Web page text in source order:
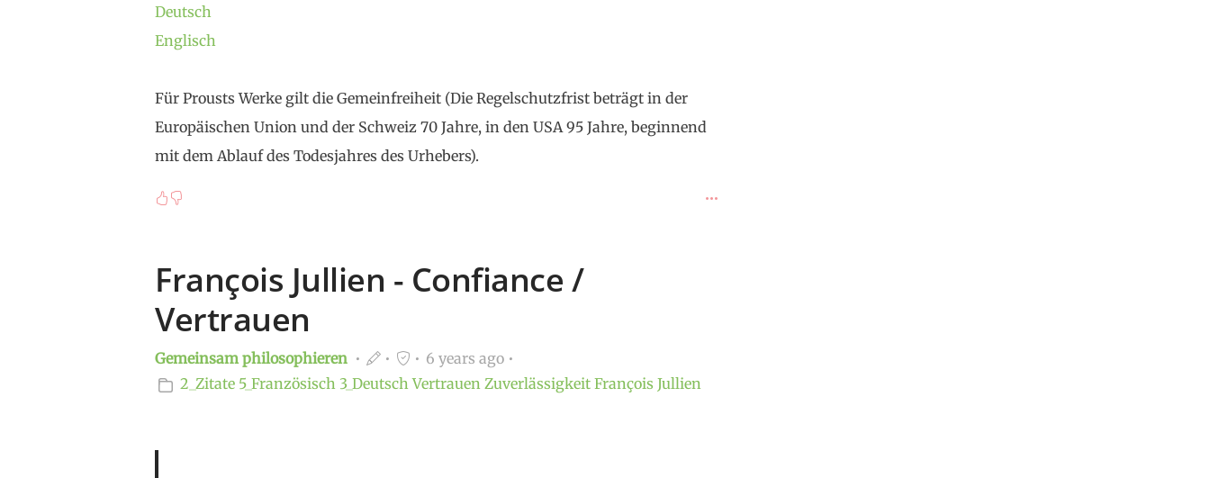
Deutsch
Englisch
Für Prousts Werke gilt die Gemeinfreiheit (Die Regelschutzfrist beträgt in der
Europäischen Union und der Schweiz 70 Jahre, in den USA 95 Jahre, beginnend
mit dem Ablauf des Todesjahres des Urhebers).
François Jullien - Confiance /
Vertrauen
Gemeinsam philosophieren
6 years ago
2_Zitate 5_Französisch 3_Deutsch Vertrauen Zuverlässigkeit François Jullien